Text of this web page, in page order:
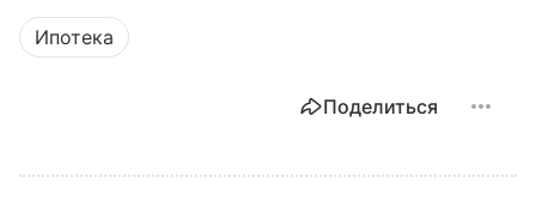
Ипотека
Поделиться